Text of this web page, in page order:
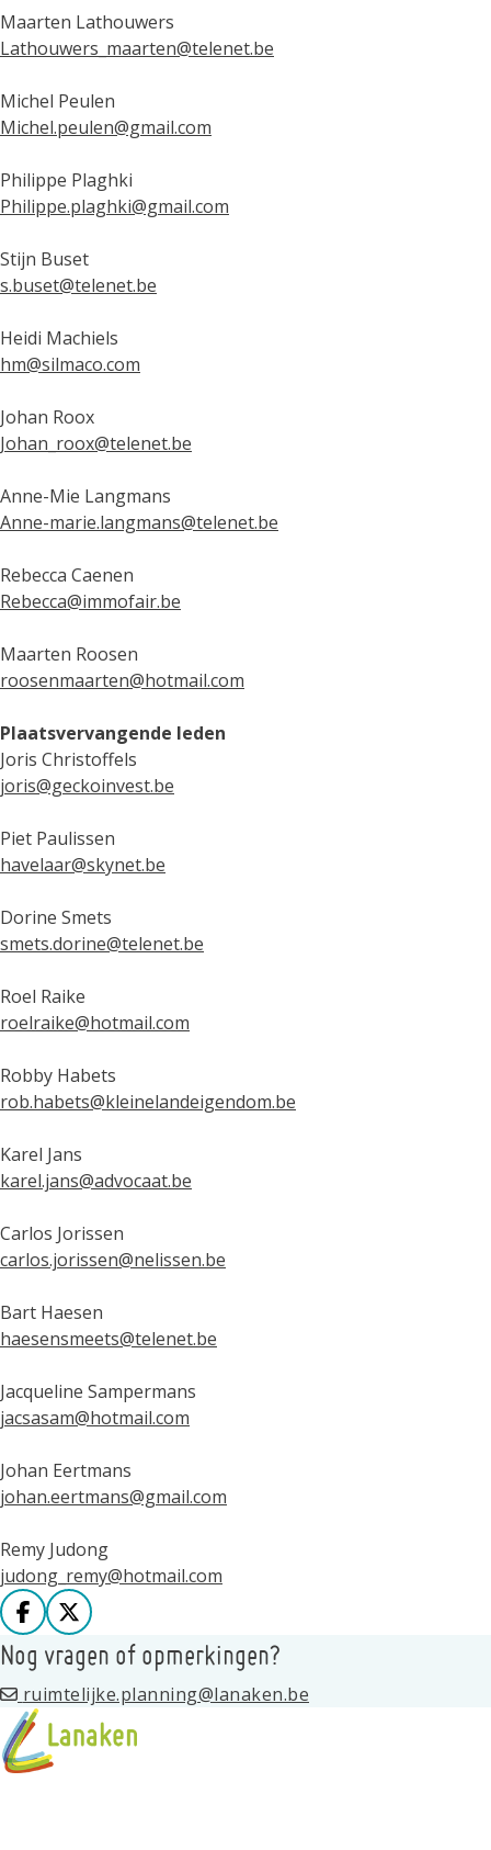
Maarten Lathouwers
Lathouwers_maarten@telenet.be
Michel Peulen
Michel.peulen@gmail.com
Philippe Plaghki
Philippe.plaghki@gmail.com
Stijn Buset
s.buset@telenet.be
Heidi Machiels
hm@silmaco.com
Johan Roox
Johan_roox@telenet.be
Anne-Mie Langmans
Anne-marie.langmans@telenet.be
Rebecca Caenen
Rebecca@immofair.be
Maarten Roosen
roosenmaarten@hotmail.com
Plaatsvervangende leden
Joris Christoffels
joris@geckoinvest.be
Piet Paulissen
havelaar@skynet.be
Dorine Smets
smets.dorine@telenet.be
Roel Raike
roelraike@hotmail.com
Robby Habets
rob.habets@kleinelandeigendom.be
Karel Jans
karel.jans@advocaat.be
Carlos Jorissen
carlos.jorissen@nelissen.be
Bart Haesen
haesensmeets@telenet.be
Jacqueline Sampermans
jacsasam@hotmail.com
Johan Eertmans
johan.eertmans@gmail.com
Remy Judong
judong_remy@hotmail.com
Deel op facebook
Deel op X
Nog vragen of opmerkingen?
ruimtelijke.planning@lanaken.be